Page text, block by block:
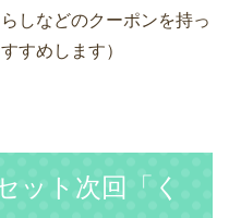
しなどのクーポンを持っ
すめします）
ット次回「く